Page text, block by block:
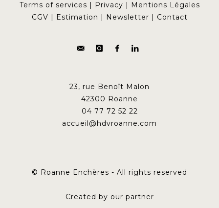
Terms of services Privacy
Mentions Légales
CGV
Estimation Newsletter Contact
23, rue Benoît Malon
42300 Roanne
04 77 72 52 22
accueil@hdvroanne.com
© Roanne Enchères - All rights reserved
Created by our partner